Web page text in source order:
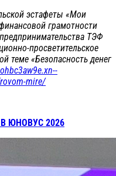
эстафеты «Мои
грамотности
ТЭФ
просветительское
теме «Безопасность денег
mire/
ЮНОВУС 2026